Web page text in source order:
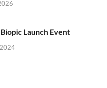
Launch Event